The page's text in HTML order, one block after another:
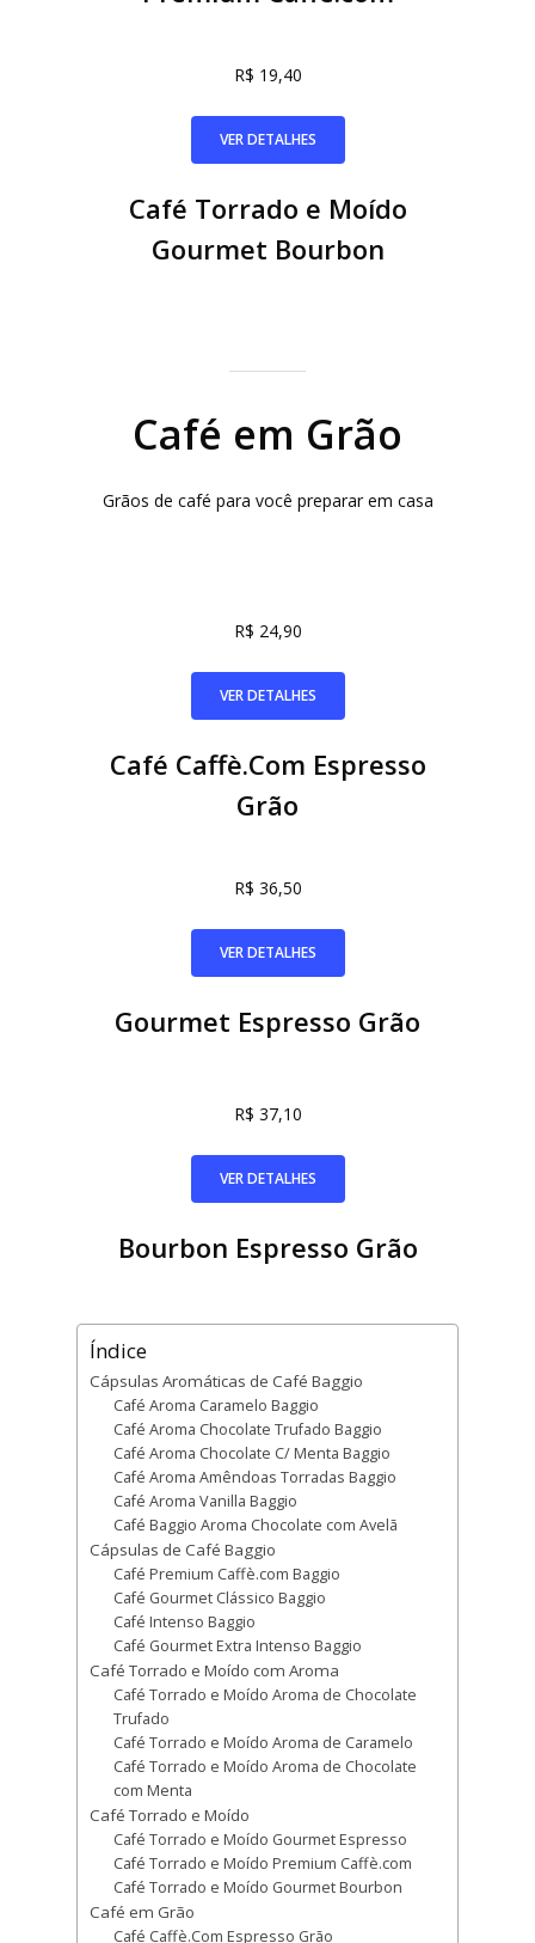
R$ 19,40
VER DETALHES
Café Torrado e Moído
Gourmet Bourbon
Café em Grão
Grãos de café para você preparar em casa
R$ 24,90
VER DETALHES
Café Caffè.Com Espresso
Grão
R$ 36,50
VER DETALHES
Gourmet Espresso Grão
R$ 37,10
VER DETALHES
Bourbon Espresso Grão
Índice
Cápsulas Aromáticas de Café Baggio
Café Aroma Caramelo Baggio
Café Aroma Chocolate Trufado Baggio
Café Aroma Chocolate C/ Menta Baggio
Café Aroma Amêndoas Torradas Baggio
Café Aroma Vanilla Baggio
Café Baggio Aroma Chocolate com Avelã
Cápsulas de Café Baggio
Café Premium Caffè.com Baggio
Café Gourmet Clássico Baggio
Café Intenso Baggio
Café Gourmet Extra Intenso Baggio
Café Torrado e Moído com Aroma
Café Torrado e Moído Aroma de Chocolate
Trufado
Café Torrado e Moído Aroma de Caramelo
Café Torrado e Moído Aroma de Chocolate
com Menta
Café Torrado e Moído
Café Torrado e Moído Gourmet Espresso
Café Torrado e Moído Premium Caffè.com
Café Torrado e Moído Gourmet Bourbon
Café em Grão
Café Caffè.Com Espresso Grão